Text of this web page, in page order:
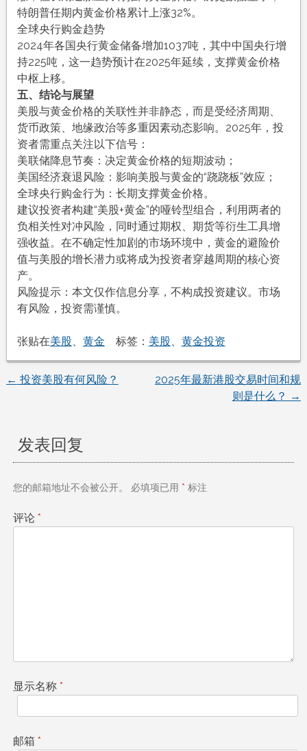
特朗普任期内黄金价格累计上涨32%。
全球央行购金趋势
2024年各国央行黄金储备增加1037吨，其中中国央行增
持225吨，这一趋势预计在2025年延续，支撑黄金价格
中枢上移。
五、结论与展望
美股与黄金价格的关联性并非静态，而是受经济周期、
货币政策、地缘政治等多重因素动态影响。2025年，投
资者需重点关注以下信号：
美联储降息节奏：决定黄金价格的短期波动；
美国经济衰退风险：影响美股与黄金的“跷跷板”效应；
全球央行购金行为：长期支撑黄金价格。
建议投资者构建“美股+黄金”的哑铃型组合，利用两者的
负相关性对冲风险，同时通过期权、期货等衍生工具增
强收益。在不确定性加剧的市场环境中，黄金的避险价
值与美股的增长潜力或将成为投资者穿越周期的核心资
产。
风险提示：本文仅作信息分享，不构成投资建议。市场
有风险，投资需谨慎。
张贴在美股、 黄金 标签： 美股、 黄金投资
文
导
航
← 投资美股有何风险？
2025年最新港股交易时间和规
则是什么？ →
发表回复
您的邮箱地址不会被公开。 必填项已用 * 标注
评论 *
显示名称 *
邮箱 *